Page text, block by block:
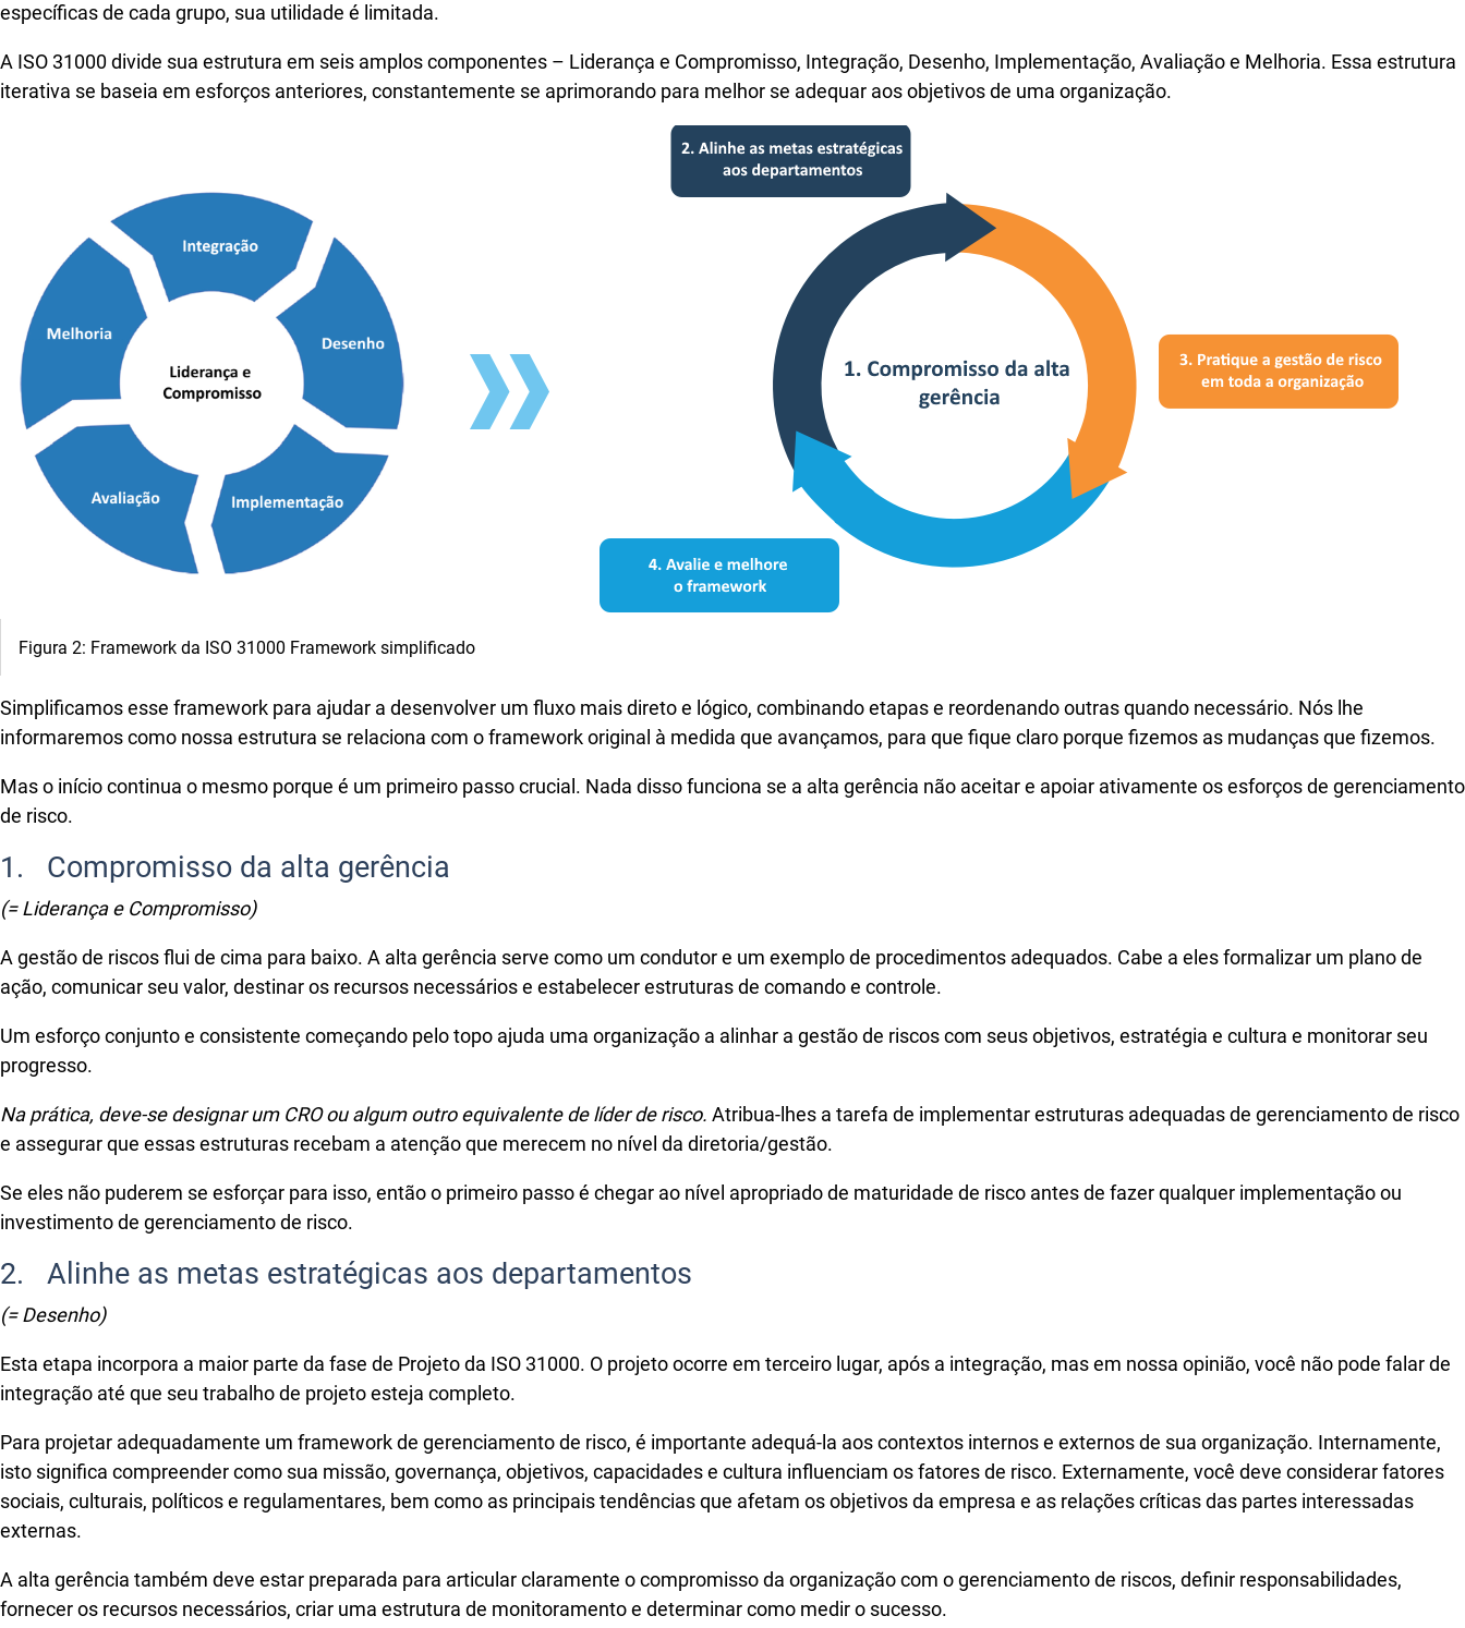
específicas de cada grupo, sua utilidade é limitada.
A ISO 31000 divide sua estrutura em seis amplos componentes – Liderança e Compromisso, Integração, Desenho, Implementação, Avaliação e Melhoria. Essa estrutura
iterativa se baseia em esforços anteriores, constantemente se aprimorando para melhor se adequar aos objetivos de uma organização.
Figura 2: Framework da ISO 31000 Framework simplificado
Simplificamos esse framework para ajudar a desenvolver um fluxo mais direto e lógico, combinando etapas e reordenando outras quando necessário. Nós lhe
informaremos como nossa estrutura se relaciona com o framework original à medida que avançamos, para que fique claro porque fizemos as mudanças que fizemos.
Mas o início continua o mesmo porque é um primeiro passo crucial. Nada disso funciona se a alta gerência não aceitar e apoiar ativamente os esforços de gerenciamento
de risco.
1. Compromisso da alta gerência
(= Liderança e Compromisso)
A gestão de riscos flui de cima para baixo. A alta gerência serve como um condutor e um exemplo de procedimentos adequados. Cabe a eles formalizar um plano de
ação, comunicar seu valor, destinar os recursos necessários e estabelecer estruturas de comando e controle.
Um esforço conjunto e consistente começando pelo topo ajuda uma organização a alinhar a gestão de riscos com seus objetivos, estratégia e cultura e monitorar seu
progresso.
Na prática, deve-se designar um CRO ou algum outro equivalente de líder de risco. Atribua-lhes a tarefa de implementar estruturas adequadas de gerenciamento de risco
e assegurar que essas estruturas recebam a atenção que merecem no nível da diretoria/gestão.
Se eles não puderem se esforçar para isso, então o primeiro passo é chegar ao nível apropriado de maturidade de risco antes de fazer qualquer implementação ou
investimento de gerenciamento de risco.
2. Alinhe as metas estratégicas aos departamentos
(= Desenho)
Esta etapa incorpora a maior parte da fase de Projeto da ISO 31000. O projeto ocorre em terceiro lugar, após a integração, mas em nossa opinião, você não pode falar de
integração até que seu trabalho de projeto esteja completo.
Para projetar adequadamente um framework de gerenciamento de risco, é importante adequá-la aos contextos internos e externos de sua organização. Internamente,
isto significa compreender como sua missão, governança, objetivos, capacidades e cultura influenciam os fatores de risco. Externamente, você deve considerar fatores
sociais, culturais, políticos e regulamentares, bem como as principais tendências que afetam os objetivos da empresa e as relações críticas das partes interessadas
externas.
A alta gerência também deve estar preparada para articular claramente o compromisso da organização com o gerenciamento de riscos, definir responsabilidades,
fornecer os recursos necessários, criar uma estrutura de monitoramento e determinar como medir o sucesso.